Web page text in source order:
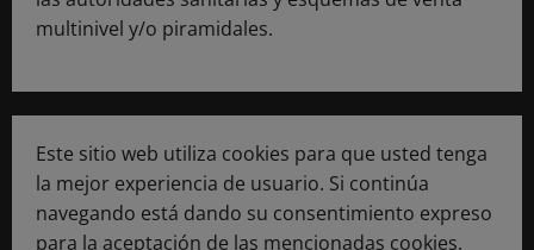
multinivel y/o piramidales.
Este sitio web utiliza cookies para que usted tenga
la mejor experiencia de usuario. Si continúa
navegando está dando su consentimiento expreso
para la aceptación de las mencionadas cookies.